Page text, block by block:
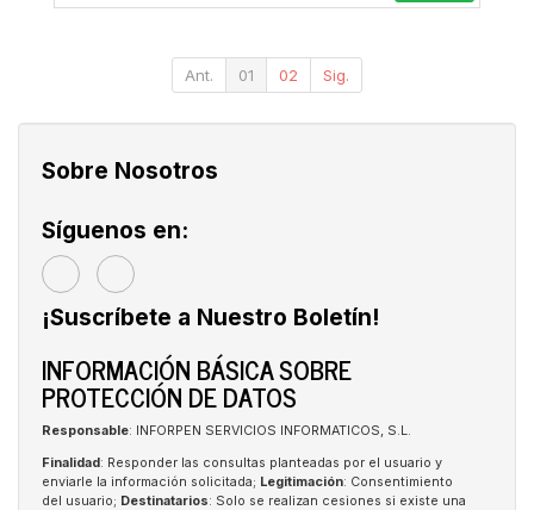
Ant. 01 02 Sig.
Sobre Nosotros
Síguenos en:
¡Suscríbete a Nuestro Boletín!
INFORMACIÓN BÁSICA SOBRE
PROTECCIÓN DE DATOS
Responsable: INFORPEN SERVICIOS INFORMATICOS, S.L.
Finalidad: Responder las consultas planteadas por el usuario y
enviarle la información solicitada; Legitimación: Consentimiento
del usuario; Destinatarios: Solo se realizan cesiones si existe una